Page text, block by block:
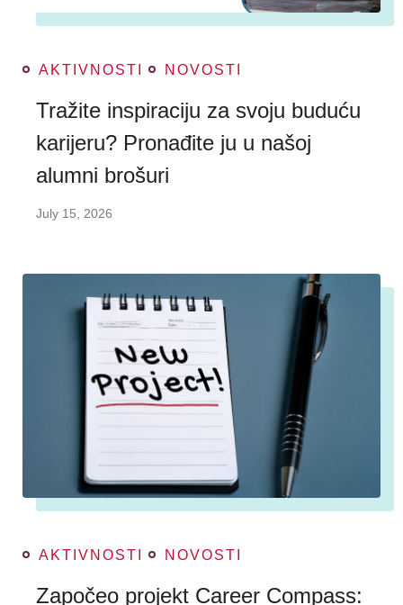
AKTIVNOSTI NOVOSTI
Tražite inspiraciju za svoju buduću
karijeru? Pronađite ju u našoj
alumni brošuri
July 15, 2026
AKTIVNOSTI NOVOSTI
Započeo projekt Career Compass: